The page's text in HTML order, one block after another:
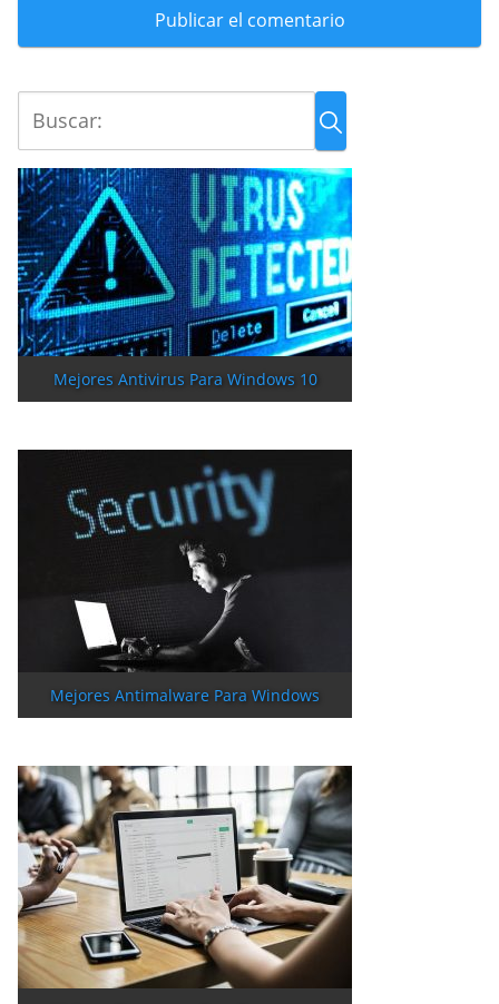
Mejores Antivirus Para Windows 10
Mejores Antimalware Para Windows